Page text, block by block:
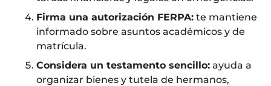
Firma una autorización FERPA: te mantiene
informado sobre asuntos académicos y de
matrícula.
Considera un testamento sencillo: ayuda a
organizar bienes y tutela de hermanos,